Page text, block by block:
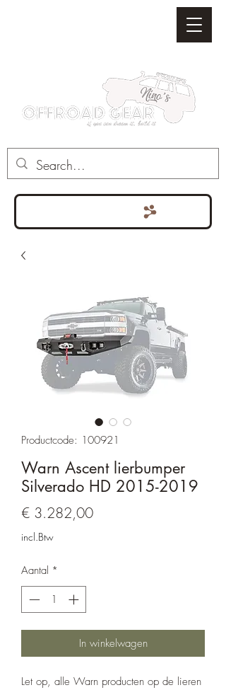
Productcode: 100921
Warn Ascent lierbumper
Silverado HD 2015-2019
€ 3.282,00Prijs
incl.Btw
Aantal *
In winkelwagen
Let op, alle Warn producten op de lieren